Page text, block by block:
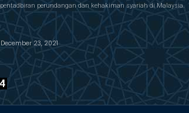
perundangan dan kehakiman syariah di Malaysia.
23, 2021